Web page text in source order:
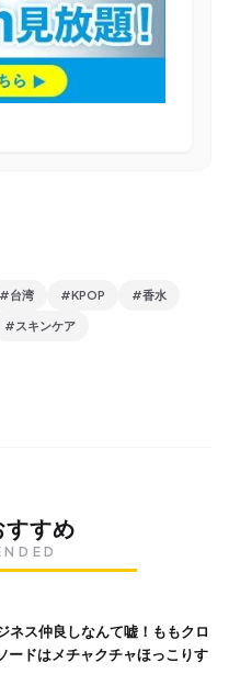
#台湾 #KPOP #香水
#スキンケア
すすめ
ードはメチャクチャほっこりす